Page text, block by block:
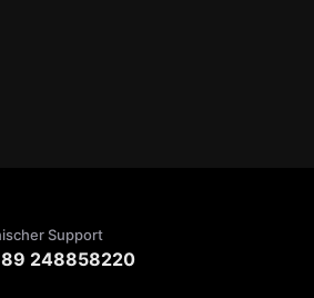
Support
248858220